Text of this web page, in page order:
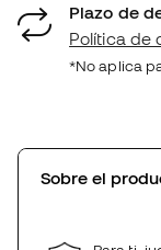
Plazo de
Política de
*No aplica
Sobre el